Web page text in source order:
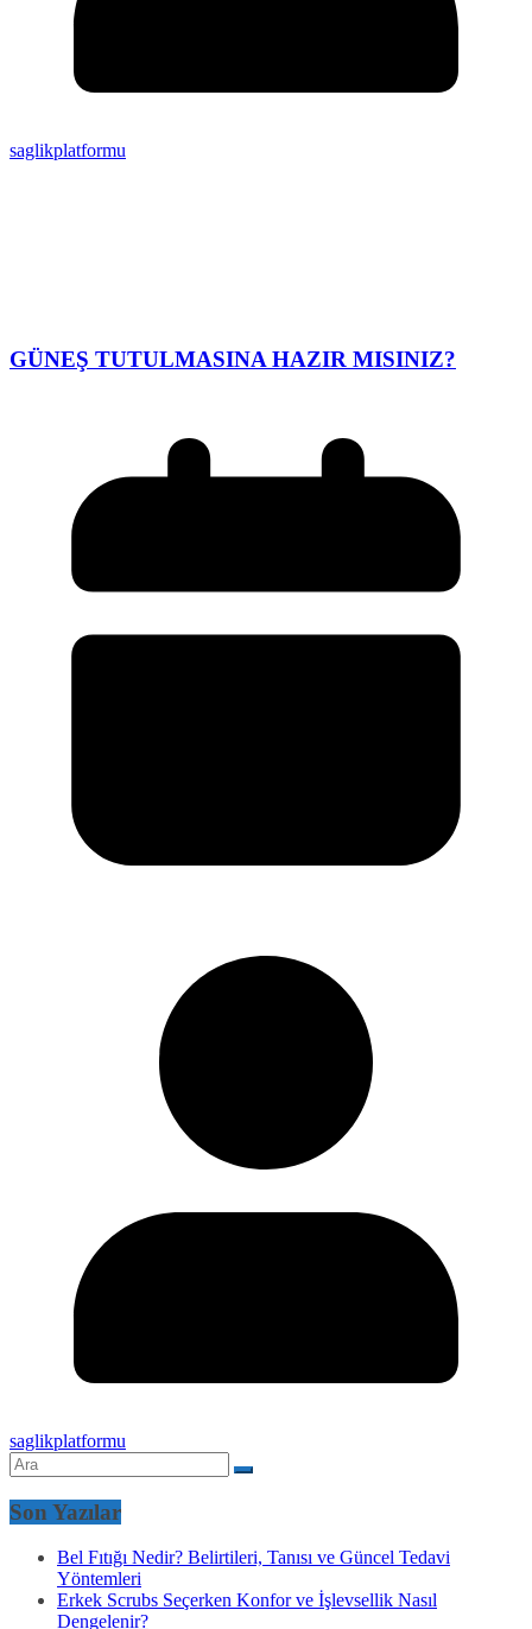
saglikplatformu
GÜNEŞ TUTULMASINA HAZIR MISINIZ?
saglikplatformu
Son Yazılar
Bel Fıtığı Nedir? Belirtileri, Tanısı ve Güncel Tedavi
Yöntemleri
Erkek Scrubs Seçerken Konfor ve İşlevsellik Nasıl
Dengelenir?